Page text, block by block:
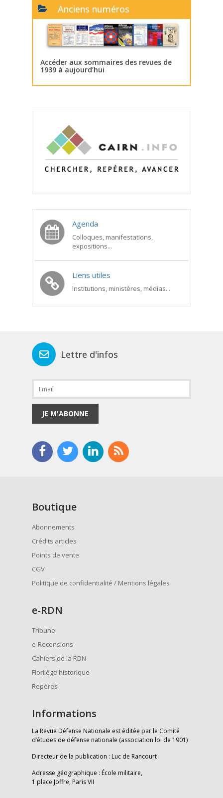
Anciens numéros
Accéder aux sommaires des revues de
1939 à aujourd’hui
Agenda
Colloques, manifestations,
expositions...
Liens utiles
Institutions, ministères, médias...
Lettre d'infos
JE M'ABONNE
Boutique
Abonnements
Crédits articles
Points de vente
CGV
Politique de confidentialité / Mentions légales
e-RDN
Tribune
e-Recensions
Cahiers de la RDN
Florilège historique
Repères
Informations
La Revue Défense Nationale est éditée par le Comité
d’études de défense nationale (association loi de 1901)
Directeur de la publication : Luc de Rancourt
Adresse géographique : École militaire,
1 place Joffre, Paris VII